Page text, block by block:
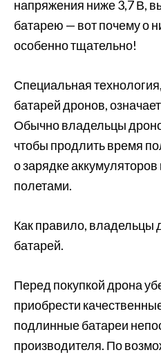
напряжения ниже 3,7 В,
батарею — вот почему о
особенно тщательно!
Специальная
батарей дронов,
Обычно владельцы
чтобы продлить время
о зарядке
полетами.
Как правило, владельцы
батарей.
Перед покупкой дрона
приобрести
подлинные батареи
производителя. По